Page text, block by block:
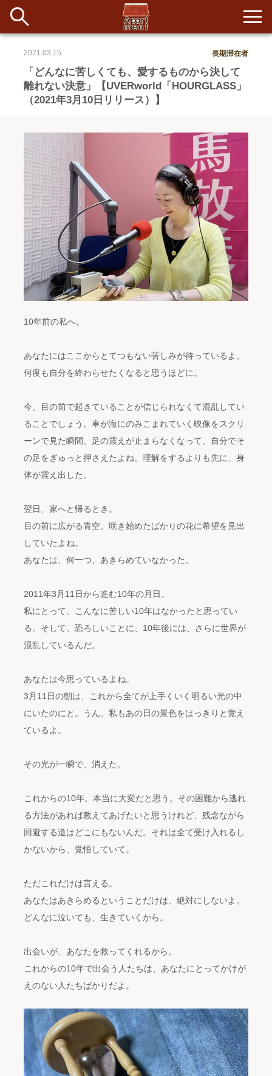
#アイデア #イベント #インド #エッセイ #ボツ #マルシェ
#旅
#日記 #暮らし #留学 #考え事
アパートメントについて
寄付について
当番ノート
新着
入居者一覧
「どんなに苦しくても、愛するものから決して
離れない決意」【UVERworld「HOURGLASS」
（2021年3月10日リリース）】
2021.03.15 長期滞在者
10年前の私へ。
あなたにはここからとてつもない苦しみが待っているよ。
何度も自分を終わらせたくなると思うほどに。
今、目の前で起きていることが信じられなくて混乱してい
ることでしょう。車が海にのみこまれていく映像をスクリ
ーンで見た瞬間、足の震えが止まらなくなって、自分でそ
の足をぎゅっと押さえたよね。理解をするよりも先に、身
体が震え出した。
翌日、家へと帰るとき。
目の前に広がる青空。咲き始めたばかりの花に希望を見出
していたよね。
あなたは、何一つ、あきらめていなかった。
2011年3月11日から進む10年の月日。
私にとって、こんなに苦しい10年はなかったと思ってい
る。そして、恐ろしいことに、10年後には、さらに世界が
混乱しているんだ。
あなたは今思っているよね。
3月11日の朝は、これから全てが上手くいく明るい光の中
にいたのにと。うん。私もあの日の景色をはっきりと覚え
ているよ。
その光が一瞬で、消えた。
これからの10年。本当に大変だと思う。その困難から逃れ
る方法があれば教えてあげたいと思うけれど、残念ながら
回避する道はどこにもないんだ。それは全て受け入れるし
かないから、覚悟していて。
ただこれだけは言える。
あなたはあきらめるということだけは、絶対にしないよ。
どんなに泣いても、生きていくから。
出会いが、あなたを救ってくれるから。
これからの10年で出会う人たちは、あなたにとってかけが
えのない人たちばかりだよ。